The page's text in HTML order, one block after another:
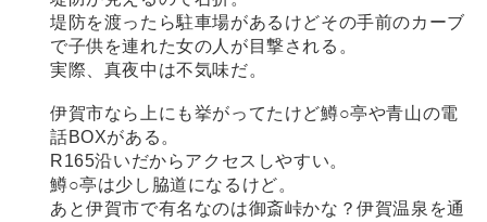
堤防を渡ったら駐車場があるけどその手前のカーブ
で子供を連れた女の人が目撃される。
実際、真夜中は不気味だ。
伊賀市なら上にも挙がってたけど鱒○亭や青山の電
話BOXがある。
R165沿いだからアクセスしやすい。
鱒○亭は少し脇道になるけど。
あと伊賀市で有名なのは御斎峠かな？伊賀温泉を通